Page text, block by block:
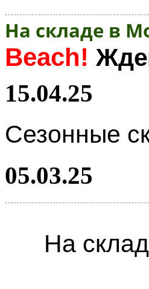
На складе в
Beach!
15.04.25
Сезонные
05.03.25
На